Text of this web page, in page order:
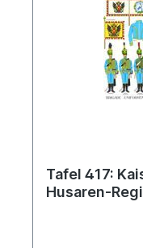
Tafel 417: Kaiserreich Österreich:
Husaren-